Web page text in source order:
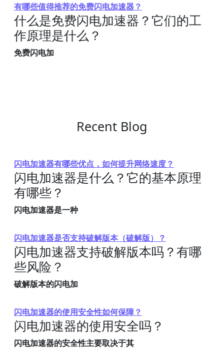
有哪些值得推荐的免费闪电加速器？
什么是免费闪电加速器？它们的工
作原理是什么？
免费闪电加
Recent Blog
闪电加速器有哪些优点，如何提升网络速度？
闪电加速器是什么？它的基本原理
有哪些？
闪电加速器是一种
闪电加速器是否支持破解版本（破解版）？
闪电加速器支持破解版本吗？有哪
些风险？
破解版本的闪电加
闪电加速器的使用安全性如何保障？
闪电加速器的使用安全吗？
闪电加速器的安全性主要取决于其